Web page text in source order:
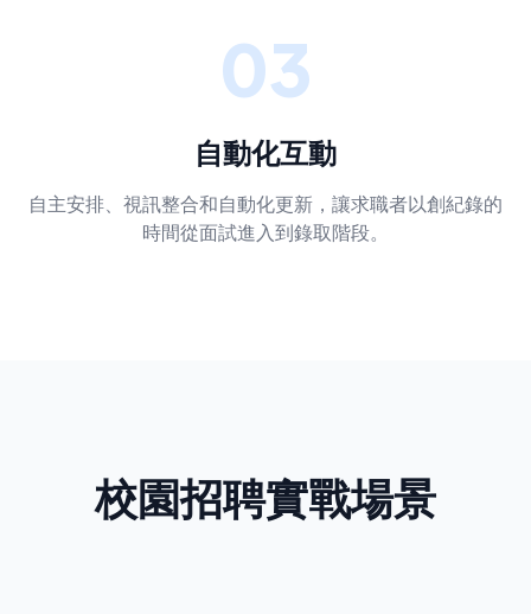
03
自動化互動
自主安排、視訊整合和自動化更新，讓求職者以創紀錄的
時間從面試進入到錄取階段。
校園招聘實戰場景